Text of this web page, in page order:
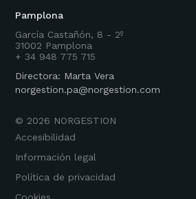
Pamplona
García Castañón, 8 - 2º
31002 Pamplona
+ 34 948 775 715
Directora: Marta Vera
norgestion.pa@norgestion.com
Accesibilidad
Información legal
Política de privacidad
© 2026 NORGESTION